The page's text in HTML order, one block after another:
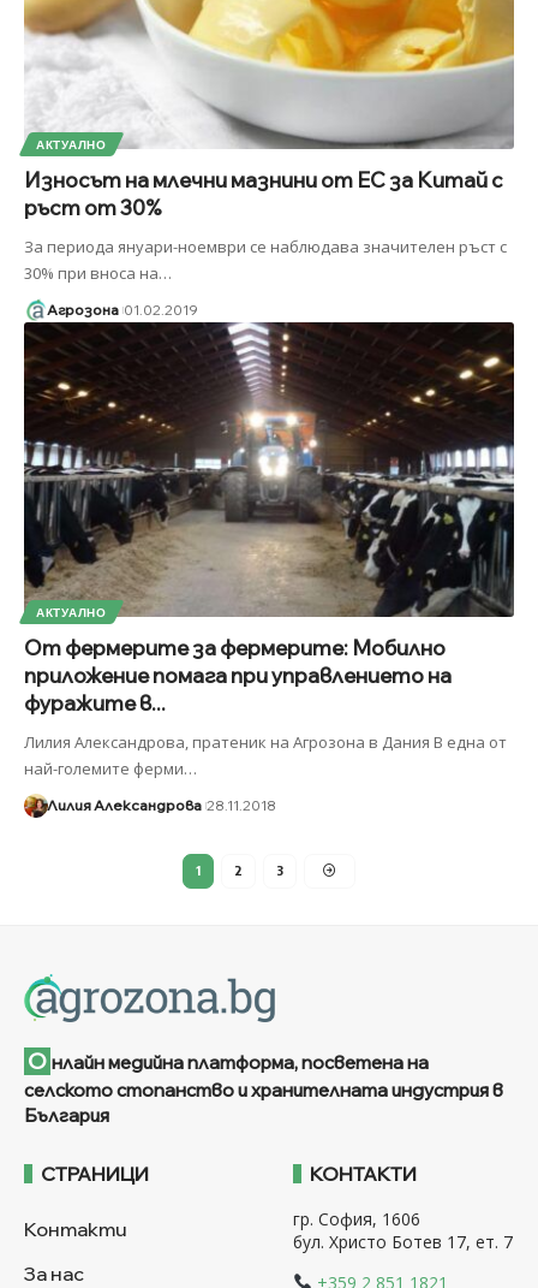
АКТУАЛНО
Износът на млечни мазнини от ЕС за Китай с
ръст от 30%
За периода януари-ноември се наблюдава значителен ръст с
30% при вноса на…
Агрозона 01.02.2019
АКТУАЛНО
От фермерите за фермерите: Мобилно
приложение помага при управлението на
фуражите в...
Лилия Александрова, пратеник на Агрозона в Дания В една от
най-големите ферми…
Лилия Александрова 28.11.2018
1 2 3
О нлайн медийна платформа, посветена на
селското стопанство и хранителната индустрия в
България
СТРАНИЦИ
Контакти
За нас
КОНТАКТИ
гр. София, 1606
бул. Христо Ботев 17, ет. 7
+359 2 851 1821